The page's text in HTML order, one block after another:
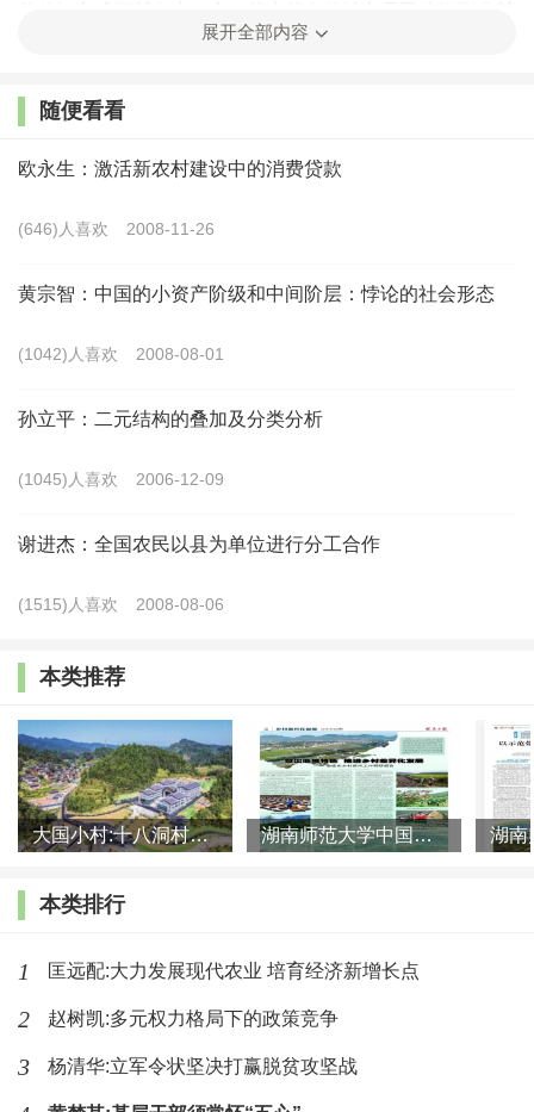
抵达的中长距离乡村游备受游客青睐，人们在旅游中就有住
宿和消费的需求。他们一般希望在乡村民宿里住的价格与传
统酒店相当甚至便宜，有更多的厨房、自行车等生活设施供
的生活模式，欣赏乡村怡人的风景，享受不一样的出游体
养老的基地。
（二）农民有意愿
乡村民宿是农民或设计师结合当地的人文、生活资源以
们体验乡村生活的一种空间。乡村民宿带动了当地将初级农
工品、传统手工艺品的生产与销售，带动农民增收，促进传
统农业向现代农业升级转型。2019年我国乡村休闲旅游接待
游客超过30亿人次，直接吸纳就业人数1200万，带动受益农
户800多万户，乡村民宿为此做出了举足轻重的贡献。据浙
江联众集团负责人介绍，一家民宿至少可以带动5户农户的
增收。浙江省长兴县水口乡的民宿已经超过500家，床位接
村从事旅游相关的劳动力人数达到1800余人，占全村劳动力
的90%。2013年“4·20”芦山地震后的震后重建中，中国扶贫
基金会在雅安宝兴县雪山村和戴维村等地开展“一乡一宿”的
灾后重建和民宿扶贫工程，八成以上村民将自家空置房间拿
展开全部内容
随便看看
欧永生：激活新农村建设中的消费贷款
(646)人喜欢 2008-11-26
黄宗智：中国的小资产阶级和中间阶层：悖论的社会形态
(1042)人喜欢 2008-08-01
孙立平：二元结构的叠加及分类分析
(1045)人喜欢 2006-12-09
谢进杰：全国农民以县为单位进行分工合作
(1515)人喜欢 2008-08-06
本类推荐
大国小村:十八洞村的现代变迁是一道美丽的风景线 湖南师范大学中国乡村振兴研究院课题组:突出地域特色 推进乡村
本类排行
1 匡远配:大力发展现代农业 培育经济新增长点
2 赵树凯:多元权力格局下的政策竞争
3 杨清华:立军令状坚决打赢脱贫攻坚战